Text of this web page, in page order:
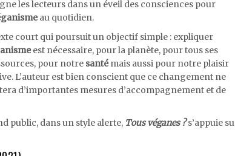
les lecteurs dans un éveil des consciences pour
au quotidien.
court qui poursuit un objectif simple : expliquer
est nécessaire, pour la planète, pour tous ses
pour notre santémais aussi pour notre plaisir
L’auteur est bien conscient que ce changement ne
d’importantes mesures d’accompagnement et de
public, dans un style alerte, Tous véganes ?s’appuie